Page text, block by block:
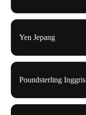
Yen Jepang
Poundsterling Inggris